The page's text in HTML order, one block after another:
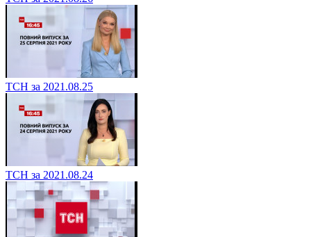
ТСН за 2021.08.25
ТСН за 2021.08.24